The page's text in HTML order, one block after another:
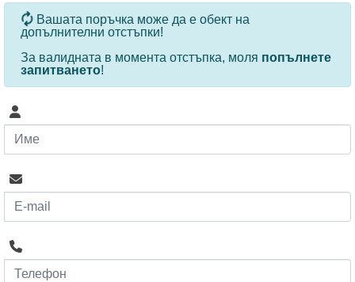
За определени продукти и количества се ползват
Вашата поръчка може да е обект на
допълнителни отстъпки!
За валидната в момента отстъпка, моля попълнете
запитването!